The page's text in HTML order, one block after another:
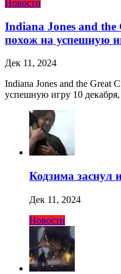
Новости
Indiana Jones and the
похож на успешную
Дек 11, 2024
Indiana Jones and the Great
успешную игру 10
Кодзима заснул
Дек 11, 2024
Новости